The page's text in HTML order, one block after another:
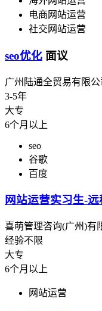
电商网站运营
社交网站运营
seo优化 面议
广州陆通全贸易有限公
3-5年
大专
6个月以上
seo
谷歌
百度
网站运营实习生-
喜萌管理咨询(广州)有
经验不限
大专
6个月以上
网站运营